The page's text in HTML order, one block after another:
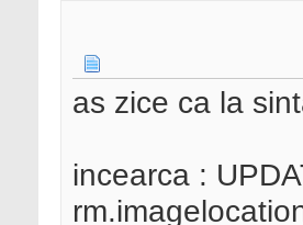
as zice ca la
incearca :